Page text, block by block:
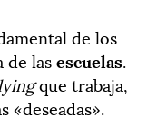
de los
de lasescuelas.
que trabaja,
«deseadas».